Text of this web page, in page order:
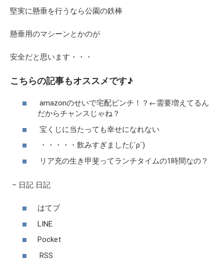
堅実に懸垂を行うなら公園の鉄棒
懸垂用のマシーンとかのが
安全だと思います・・・
こちらの記事もオススメです♪
amazonのせいで宅配ピンチ！？←需要増えてるん
だからチャンスじゃね？
宝くじに当たっても幸せになれない
・・・・・飲みすぎました(;´ρ`)
リア充の生き甲斐ってランチタイムの1時間なの？
– 日記 日記
はてブ
LINE
Pocket
RSS